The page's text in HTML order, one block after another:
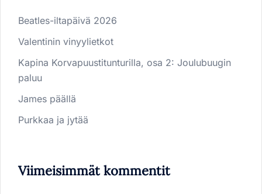
Beatles-iltapäivä 2026
Valentinin vinyylietkot
Kapina Korvapuustitunturilla, osa 2: Joulubuugin
paluu
James päällä
Purkkaa ja jytää
Viimeisimmät kommentit